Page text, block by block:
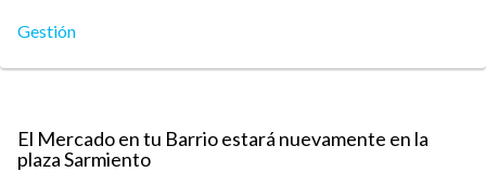
Gestión
El Mercado en tu Barrio estará nuevamente en la
plaza Sarmiento